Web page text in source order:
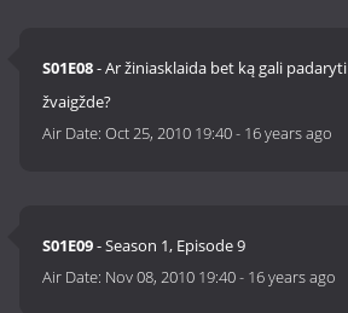
S01E08- Ar žiniasklaida bet ką gali padaryti
žvaigžde?
Air Date:Oct 25, 2010 19:40- 16 years ago
S01E09- Season 1, Episode 9
Air Date: Nov 08, 2010 19:40- 16 years ago